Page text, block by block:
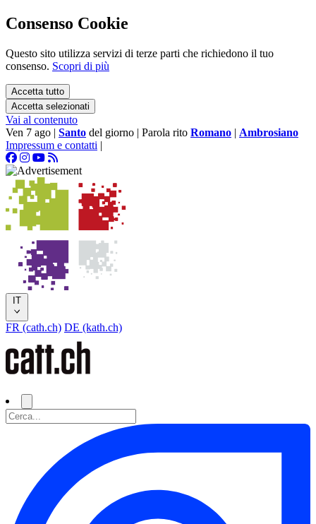
Consenso Cookie
Questo sito utilizza servizi di terze parti che richiedono il tuo
consenso. Scopri di più
Accetta tutto
Accetta selezionati
Vai al contenuto
Ven 7 ago | Santo del giorno | Parola rito Romano | Ambrosiano
Impressum e contatti |
IT
FR (cath.ch) DE (kath.ch)